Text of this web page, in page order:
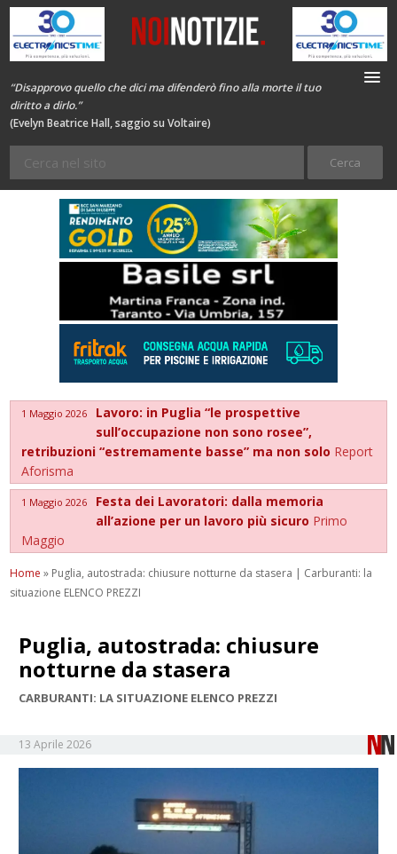
“Disapprovo quello che dici ma difenderò fino alla morte il tuo
diritto a dirlo.”
(Evelyn Beatrice Hall, saggio su Voltaire)
1 Maggio 2026
Lavoro: in Puglia “le prospettive
sull’occupazione non sono rosee”,
retribuzioni “estremamente basse” ma non solo Report
Aforisma
1 Maggio 2026
Festa dei Lavoratori: dalla memoria
all’azione per un lavoro più sicuro Primo
Maggio
Home » Puglia, autostrada: chiusure notturne da stasera | Carburanti: la
situazione ELENCO PREZZI
Puglia, autostrada: chiusure
notturne da stasera
CARBURANTI: LA SITUAZIONE ELENCO PREZZI
13 Aprile 2026